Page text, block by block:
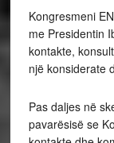
Kongresmeni
me Presidentin
kontakte,
një konsiderate
Pas daljes në
pavarësisë se